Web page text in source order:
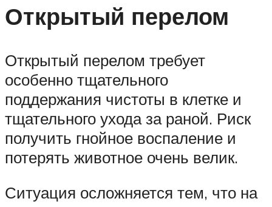
Открытый перелом
Открытый перелом требует
особенно тщательного
поддержания чистоты в клетке и
тщательного ухода за раной. Риск
получить гнойное воспаление и
потерять животное очень велик.
Ситуация осложняется тем, что на